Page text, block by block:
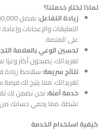
لماذا تختار خدمتنا؟
زيادة التفاعل:
التعليقات والإعجابات
على المنصة.
تحسين الوعي بالعلامة
تغريداتك، يصبحون أكثر وعيًا
نتائج سريعة:ستلاحظ
تغريداتك، مما يتيح لك فرصة
خدمة آمنة:نحن نضمن لك
نشطة، مما يحمي حسابك
كيفية استخدام الخدمة